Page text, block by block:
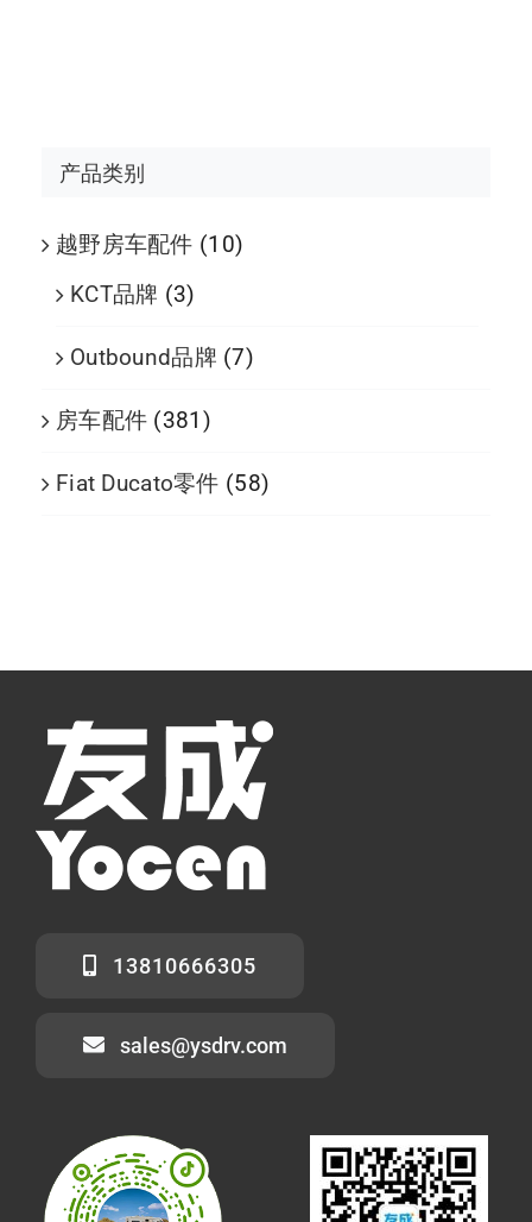
产品类别
越野房车配件 (10)
KCT品牌 (3)
Outbound品牌 (7)
房车配件 (381)
Fiat Ducato零件 (58)
13810666305
sales@ysdrv.com